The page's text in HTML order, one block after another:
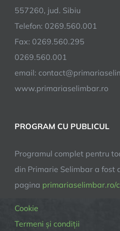
557260, jud. Sibiu
Telefon: 0269.560.001
Fax: 0269.560.295
0269.560.001
email:
www.primariaselimbar.ro
PROGRAM CU PUBLICUL
Programul complet pentru
din Primarie Selimbar a fost
pagina primariaselimbar.ro/
Cookie
Termeni și condiții